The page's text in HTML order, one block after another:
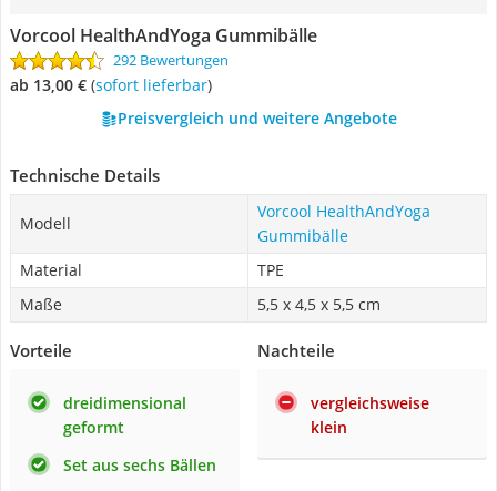
Vorcool HealthAndYoga Gummibälle
292 Bewertungen
ab 13,00 € ( Sofort lieferbar)
Preisvergleich und weitere Angebote
Technische Details
Modell
Vorcool HealthAndYoga
Gummibälle
Material
TPE
Maße
5,5 x 4,5 x 5,5 cm
Vorteile
dreidimensional
geformt
Set aus sechs Bällen
Nachteile
vergleichsweise
klein